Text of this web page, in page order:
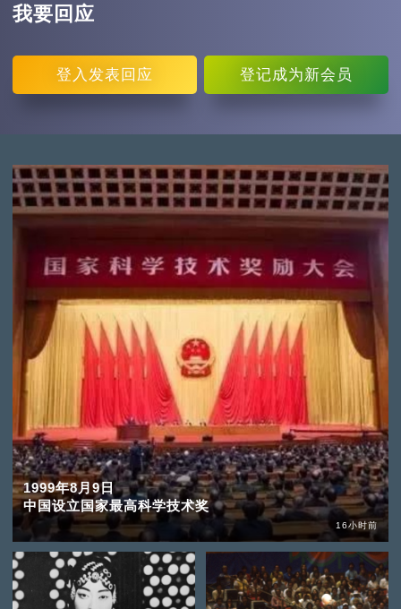
我要回应
登入 发表回应 登记成为新会员
1999年8月9日
中国设立国家最高科学技术奖
16小时前